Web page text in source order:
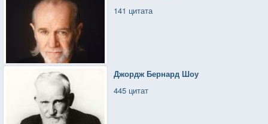
141 цитата
Джордж Бернард Шоу
445 цитат